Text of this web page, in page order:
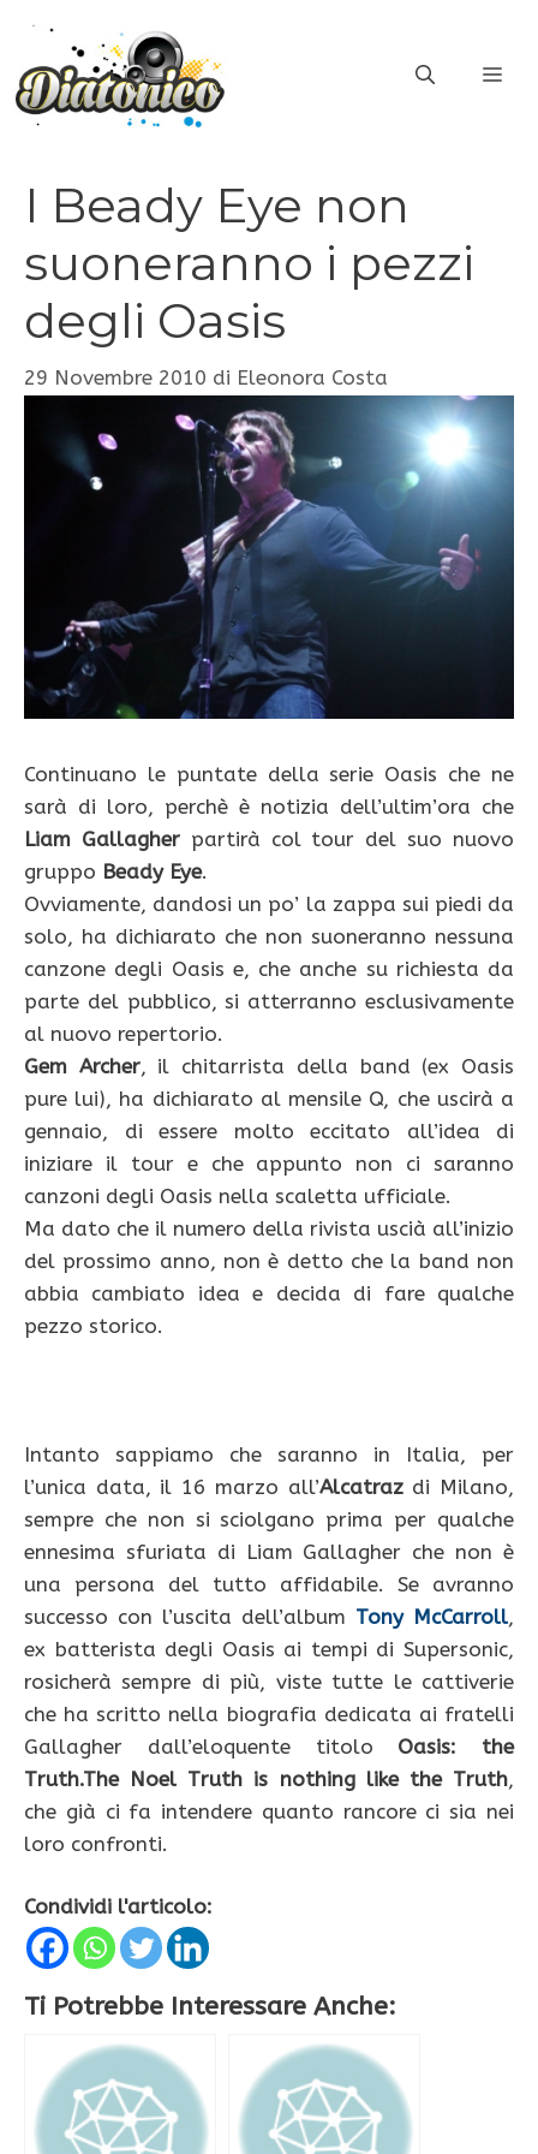
contenuto
I Beady Eye non
suoneranno i pezzi
degli Oasis
29 Novembre 2010 di Eleonora Costa
Continuano le puntate della serie Oasis che ne
sarà di loro, perchè è notizia dell’ultim’ora che
Liam Gallagherpartirà col tour del suo nuovo
gruppo Beady Eye.
Ovviamente, dandosi un po’ la zappa sui piedi da
solo, ha dichiarato che non suoneranno nessuna
canzone degli Oasis e, che anche su richiesta da
parte del pubblico, si atterranno esclusivamente
al nuovo repertorio.
Gem Archer, il chitarrista della band (ex Oasis
pure lui), ha dichiarato al mensile Q, che uscirà a
gennaio, di essere molto eccitato all’idea di
iniziare il tour e che appunto non ci saranno
canzoni degli Oasis nella scaletta ufficiale.
Ma dato che il numero della rivista uscià all’inizio
del prossimo anno, non è detto che la band non
abbia cambiato idea e decida di fare qualche
pezzo storico.
Intanto sappiamo che saranno in Italia, per
l’unica data, il 16 marzo all’Alcatrazdi Milano,
sempre che non si sciolgano prima per qualche
ennesima sfuriata di Liam Gallagher che non è
una persona del tutto affidabile. Se avranno
successo con l’uscita dell’album Tony McCarroll,
ex batterista degli Oasis ai tempi di Supersonic,
rosicherà sempre di più, viste tutte le cattiverie
che ha scritto nella biografia dedicata ai fratelli
Gallagher dall’eloquente titolo Oasis: the
Truth.The Noel Truth is nothing like the Truth,
che già ci fa intendere quanto rancore ci sia nei
loro confronti.
Condividi l'articolo:
Ti Potrebbe Interessare Anche: